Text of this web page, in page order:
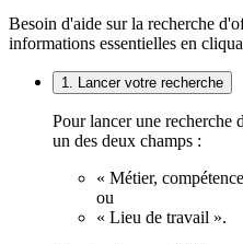
Besoin d'aide sur la recherche
informations essentielles en
1. Lancer votre recherche
Pour lancer une recherche
un des deux champs :
« Métier,
ou
« Lieu de travail ».